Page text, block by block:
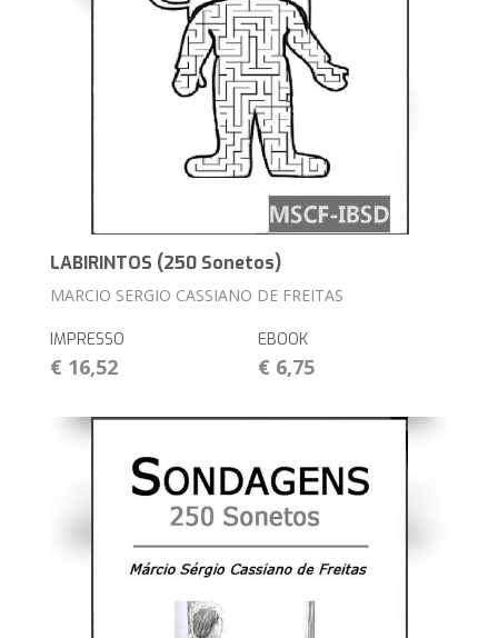
LABIRINTOS (250 Sonetos)
MARCIO SERGIO CASSIANO DE FREITAS
IMPRESSO
€ 16,52
EBOOK
€ 6,75